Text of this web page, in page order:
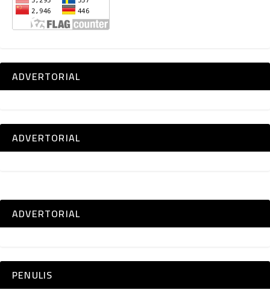
ADVERTORIAL
ADVERTORIAL
ADVERTORIAL
PENULIS